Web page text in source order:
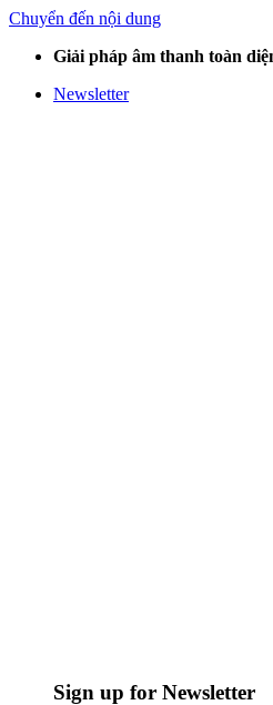
Chuyển đến nội dung
Giải pháp âm thanh toàn
Newsletter
Sign up for Newsletter